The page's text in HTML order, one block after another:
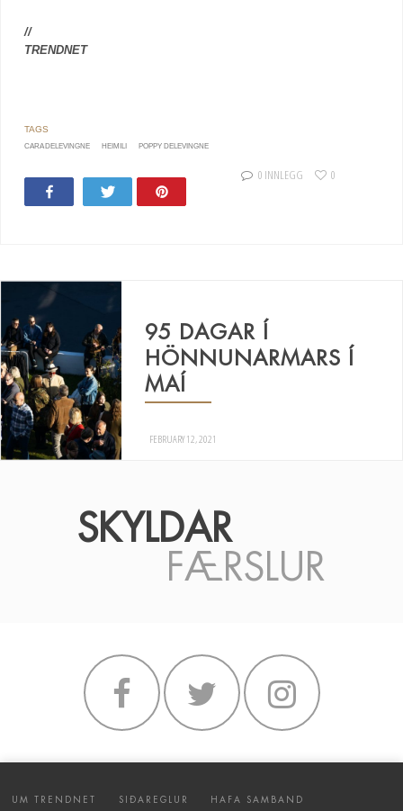
//
TRENDNET
CARA DELEVINGNE HEIMILI POPPY DELEVINGNE
Tweet
0 INNLEGG 0
95 DAGAR Í
HÖNNUNARMARS Í
MAÍ
FEBRUARY 12, 2021
SKYLDAR
FÆRSLUR
UM TRENDNET SIÐAREGLUR HAFA SAMBAND